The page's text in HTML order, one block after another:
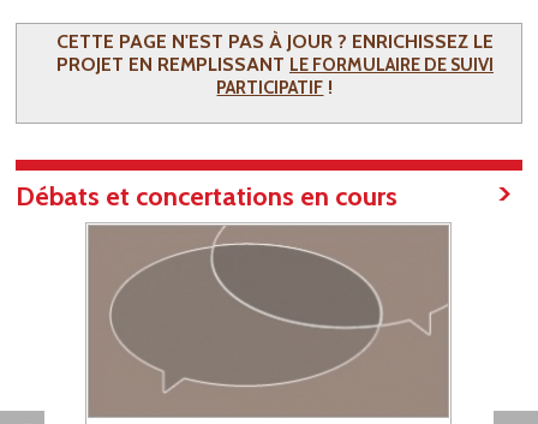
CETTE PAGE N'EST PAS À JOUR ? ENRICHISSEZ LE
PROJET EN REMPLISSANT LE FORMULAIRE DE SUIVI
PARTICIPATIF !
Débats et concertations en cours